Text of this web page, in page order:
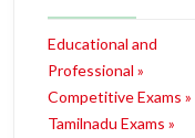
Educational and
Professional »
Competitive Exams »
Tamilnadu Exams »